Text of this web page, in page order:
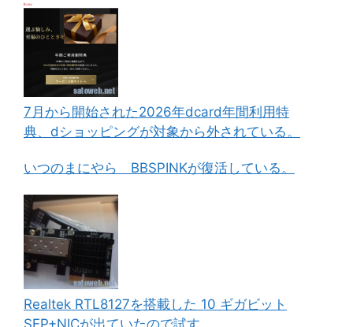
7月から開始された2026年dcard年間利用特
典、dショッピングが対象から外されている。
いつのまにやら BBSPINKが復活している。
Realtek RTL8127を搭載した 10 ギガビット